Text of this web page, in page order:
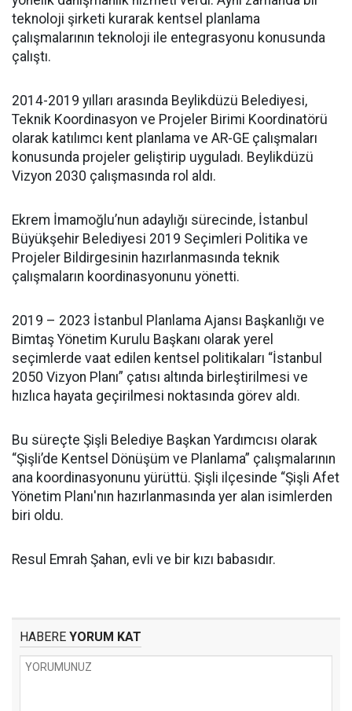
teknoloji şirketi kurarak kentsel planlama
çalışmalarının teknoloji ile entegrasyonu konusunda
çalıştı.
2014-2019 yılları arasında Beylikdüzü Belediyesi,
Teknik Koordinasyon ve Projeler Birimi Koordinatörü
olarak katılımcı kent planlama ve AR-GE çalışmaları
konusunda projeler geliştirip uyguladı. Beylikdüzü
Vizyon 2030 çalışmasında rol aldı.
Ekrem İmamoğlu’nun adaylığı sürecinde, İstanbul
Büyükşehir Belediyesi 2019 Seçimleri Politika ve
Projeler Bildirgesinin hazırlanmasında teknik
çalışmaların koordinasyonunu yönetti.
2019 – 2023 İstanbul Planlama Ajansı Başkanlığı ve
Bimtaş Yönetim Kurulu Başkanı olarak yerel
seçimlerde vaat edilen kentsel politikaları “İstanbul
2050 Vizyon Planı” çatısı altında birleştirilmesi ve
hızlıca hayata geçirilmesi noktasında görev aldı.
Bu süreçte Şişli Belediye Başkan Yardımcısı olarak
“Şişli’de Kentsel Dönüşüm ve Planlama” çalışmalarının
ana koordinasyonunu yürüttü. Şişli ilçesinde “Şişli Afet
Yönetim Planı'nın hazırlanmasında yer alan isimlerden
biri oldu.
Resul Emrah Şahan, evli ve bir kızı babasıdır.
HABERE YORUM KAT